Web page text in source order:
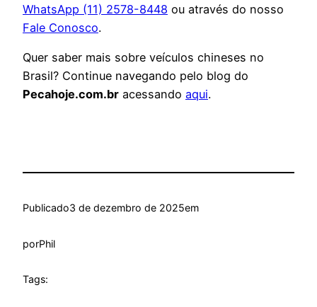
WhatsApp (11) 2578-8448 ou através do nosso
Fale Conosco.
Quer saber mais sobre veículos chineses no
Brasil? Continue navegando pelo blog do
Pecahoje.com.br acessando aqui.
Publicado3 de dezembro de 2025em
porPhil
Tags: